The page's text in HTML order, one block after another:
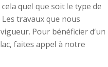
quel que soit le type de
travaux que nous
Pour bénéficier d’un
faites appel à notre